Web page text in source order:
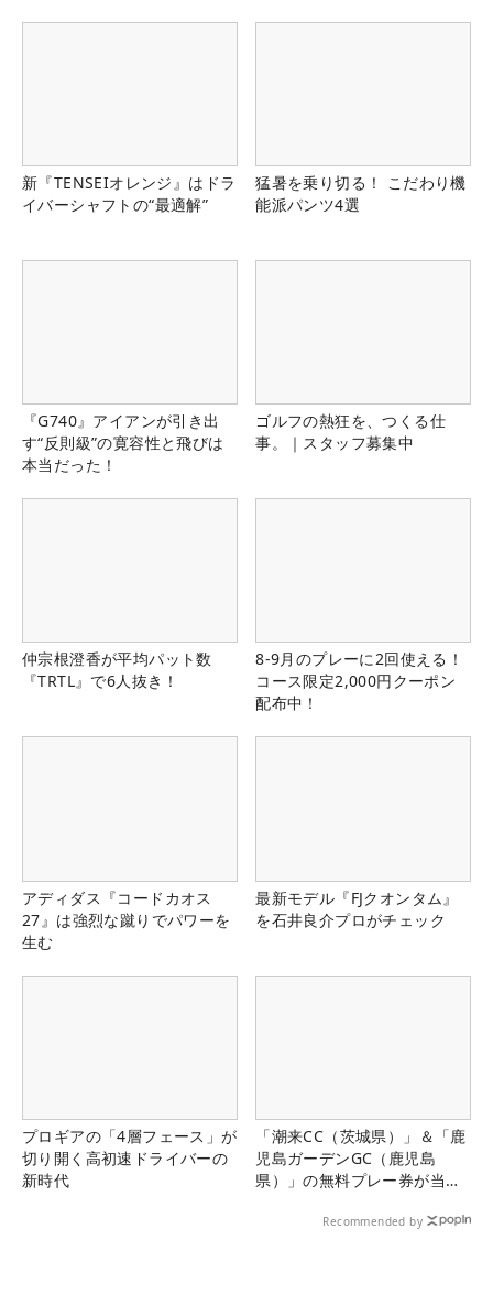
新『TENSEIオレンジ』はドラ
イバーシャフトの“最適解”
猛暑を乗り切る！ こだわり機
能派パンツ4選
『G740』アイアンが引き出
す“反則級”の寛容性と飛びは
本当だった！
ゴルフの熱狂を、つくる仕
事。｜スタッフ募集中
仲宗根澄香が平均パット数
『TRTL』で6人抜き！
8-9月のプレーに2回使える！
コース限定2,000円クーポン
配布中！
アディダス『コードカオス
27』は強烈な蹴りでパワーを
生む
最新モデル『FJクオンタム』
を石井良介プロがチェック
プロギアの「4層フェース」が
切り開く高初速ドライバーの
新時代
「潮来CC（茨城県）」＆「鹿
児島ガーデンGC（鹿児島
県）」の無料プレー券が当た
Recommended by